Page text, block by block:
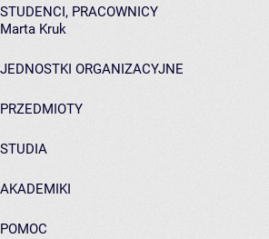
STUDENCI, PRACOWNICY
Marta Kruk
JEDNOSTKI ORGANIZACYJNE
PRZEDMIOTY
STUDIA
AKADEMIKI
POMOC